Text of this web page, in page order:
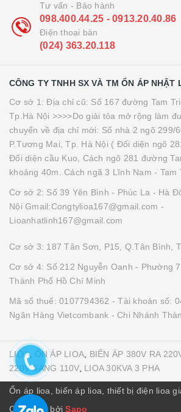
Tư vấn - Bảo hành
098.400.44.25 - 0913.20.40.86
Điện thoại bàn
(024) 363.20.118
CÔNG TY TNHH SX VÀ TM ỔN ÁP NHẬT
Cơ sở 1: Địa chỉ cũ: Số 167 đường Tam
Tp.Hà Nội >>>>Do giải tỏa mở rộng làm
chuyển về địa chỉ mới: Số nhà 2 ngõ 299/
P.Tương Mai, Tp. Hà Nội ( Đối diện ngõ
Đối diện cầu Kuo, Cách ngõ 281 đường
khoảng 40m. Cách ngã 3 Lĩnh Nam - Tam
Cơ sở 2: Số 39 Yên Bình - Phúc La - Hà
Nội Gmail:Congtylioa167@gmail.com -
Lioanhatlinh167@gmail.com
Cơ sở 3: 187 Tân Sơn, P15, Q.Tân Bình,
Cơ sở 4: Số 212 Nguyễn Oanh - Phường
Thành Phố Hồ Chí Minh
Mã số thuế: 0107794362 - Tài khoản số:
Ngân Hàng Vietcombank - Chi Nhánh
LIOA, ỔN ÁP LIOA BIẾN ÁP 380V RA
220V SANG 110V, LIOA 30KVA 3 PHA
Ổn áp lioa, biến áp lioa, thiết bị điện lioa
Cung cấp bởiSapo